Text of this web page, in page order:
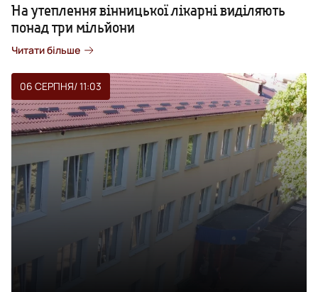
На утеплення вінницької лікарні виділяють
понад три мільйони
Читати більше
06 СЕРПНЯ/ 11:03